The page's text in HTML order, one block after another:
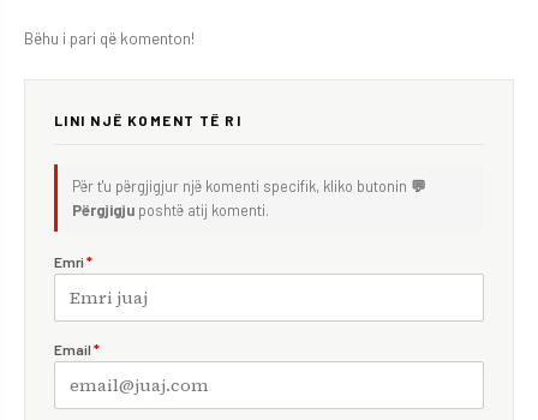
Bëhu i pari që komenton!
LINI NJË KOMENT TË RI
Për t'u përgjigjur një komenti specifik, kliko butonin 💬
Përgjigju poshtë atij komenti.
Emri *
Email *